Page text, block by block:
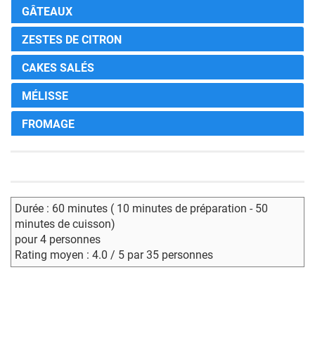
GÂTEAUX
ZESTES DE CITRON
CAKES SALÉS
MÉLISSE
FROMAGE
Durée : 60 minutes ( 10 minutes de préparation - 50
minutes de cuisson)
pour 4 personnes
Rating moyen : 4.0 / 5 par 35 personnes